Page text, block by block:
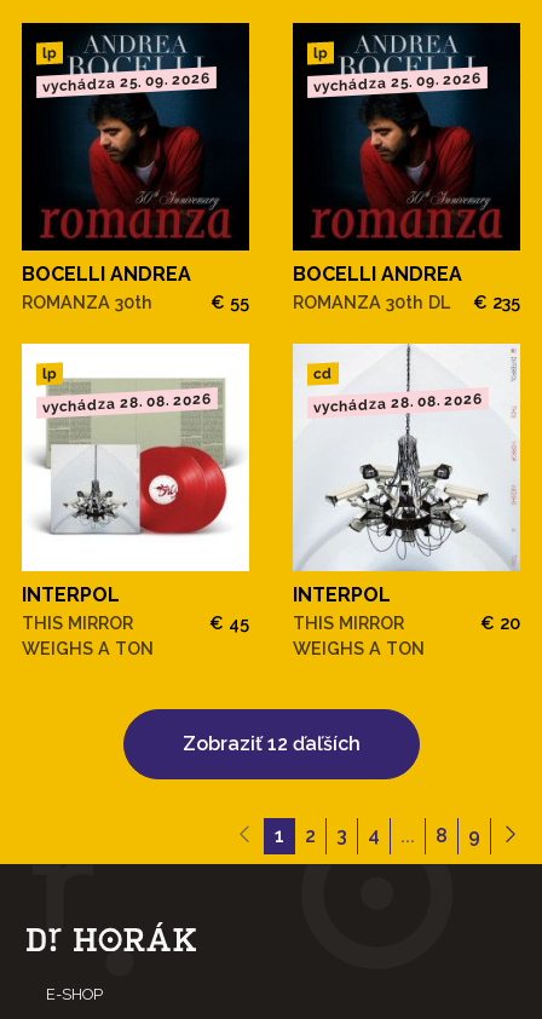
lp
vychádza 25. 09. 2026
BOCELLI ANDREA
ROMANZA 30th € 55
lp
vychádza 25. 09. 2026
BOCELLI ANDREA
ROMANZA 30th DL € 235
lp
vychádza 28. 08. 2026
INTERPOL
THIS MIRROR
WEIGHS A TON
€ 45
cd
vychádza 28. 08. 2026
INTERPOL
THIS MIRROR
WEIGHS A TON
€ 20
Zobraziť 12 ďaľších
1 2 3 4 ... 8 9
E-SHOP